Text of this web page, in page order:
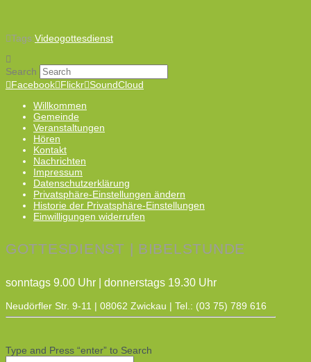
Tags:Videogottesdienst
Search
Facebook Flickr SoundCloud
Willkommen
Gemeinde
Veranstaltungen
Hören
Kontakt
Nachrichten
Impressum
Datenschutzerklärung
Privatsphäre-Einstellungen ändern
Historie der Privatsphäre-Einstellungen
Einwilligungen widerrufen
GOTTESDIENST | BIBELSTUNDE
sonntags 9.00 Uhr | donnerstags 19.30 Uhr
Neudörfler Str. 9-11 | 08062 Zwickau | Tel.: (03 75) 789 616
Type and Press “enter” to Search